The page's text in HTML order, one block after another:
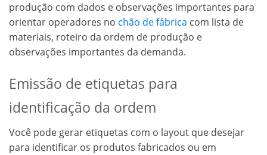
produção com dados e observações importantes para
orientar operadores no chão de fábrica com lista de
materiais, roteiro da ordem de produção e
observações importantes da demanda.
Emissão de etiquetas para
identificação da ordem
Você pode gerar etiquetas com o layout que desejar
para identificar os produtos fabricados ou em